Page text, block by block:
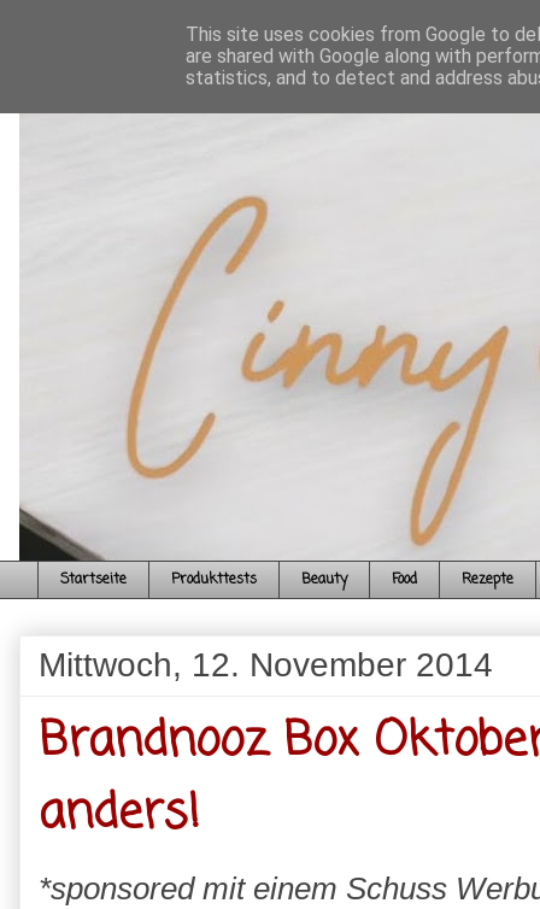
Startseite Produkttests Beauty Food Rezepte
Mittwoch, 12. November 2014
Brandnooz Box
anders!
*sponsored mit einem Schuss
This site uses cookies from Google to
are shared with Google along with
statistics, and to detect and address